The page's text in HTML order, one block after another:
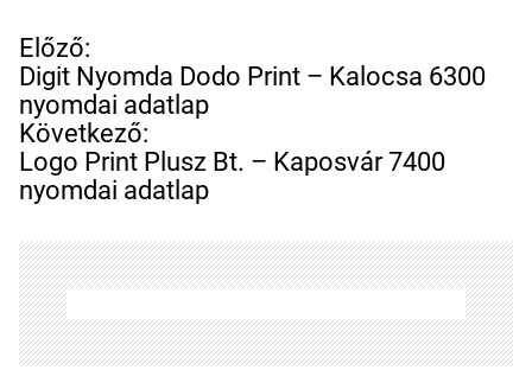
B
e
j
e
g
y
z
é
s
n
a
v
Előző:
Digit Nyomda Dodo Print – Kalocsa 6300
nyomdai adatlap
Következő:
Logo Print Plusz Bt. – Kaposvár 7400
nyomdai adatlap